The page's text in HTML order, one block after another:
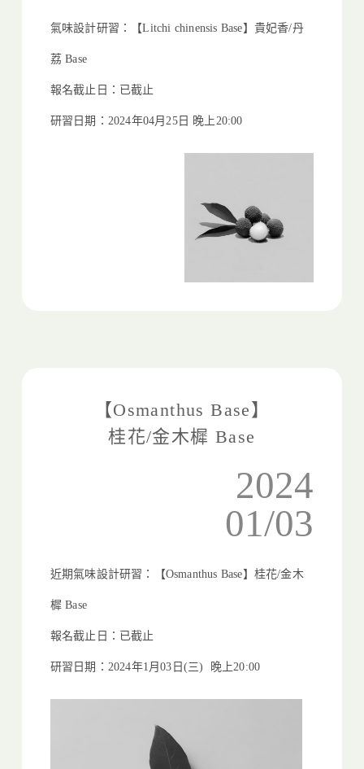
氣味設計研習：【Litchi chinensis Base】貴妃香/丹
荔 Base
報名截止日：已截止
研習日期：2024年04月25日 晚上20:00
【Osmanthus Base】
桂花/金木樨 Base
2024
01/03
近期氣味設計研習：【Osmanthus Base】桂花/金木
樨 Base
報名截止日：已截止
研習日期：2024年1月03日(三) 晚上20:00